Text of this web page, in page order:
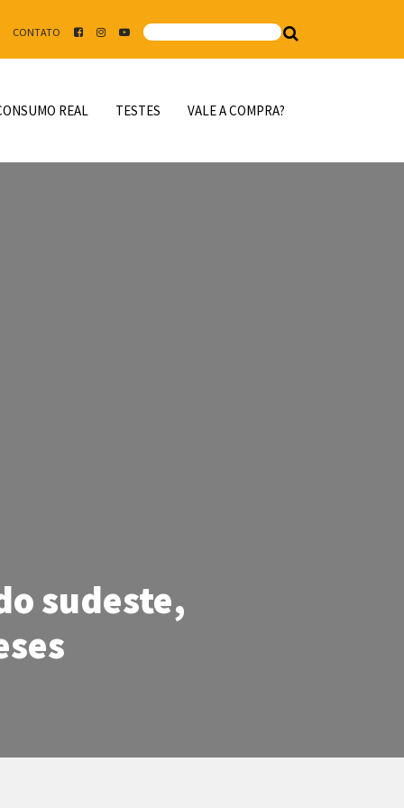
CONTATO
REAL TESTES VALE A COMPRA?
sudeste,